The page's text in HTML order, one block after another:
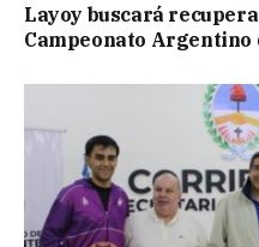
Layoy buscará
Campeonato Argentino